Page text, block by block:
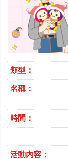
類型：
名稱：
時間：
活動內容：